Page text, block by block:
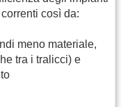
così da:
meno materiale,
tra i tralicci) e